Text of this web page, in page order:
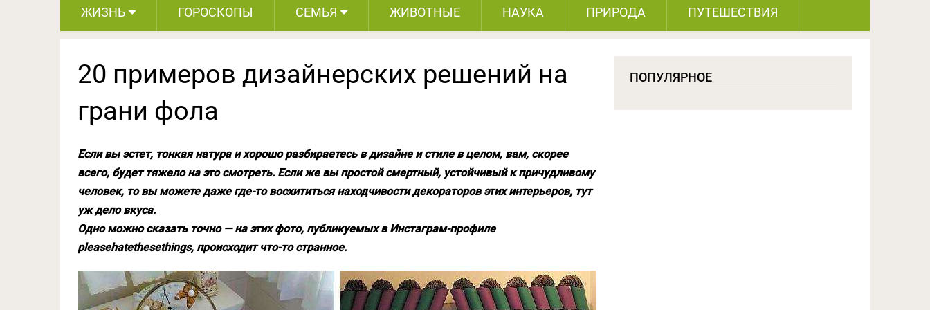
ЖИЗНЬ ГОРОСКОПЫ СЕМЬЯ ЖИВОТНЫЕ НАУКА ПРИРОДА ПУТЕШЕСТВИЯ
20 примеров дизайнерских решений на
грани фола
Если вы эстет, тонкая натура и хорошо разбираетесь в дизайне и стиле в целом, вам, скорее
всего, будет тяжело на это смотреть. Если же вы простой смертный, устойчивый к причудливому
человек, то вы можете даже где-то восхититься находчивости декораторов этих интерьеров, тут
уж дело вкуса.
Одно можно сказать точно — на этих фото, публикуемых в Инстаграм-профиле
pleasehatethesethings, происходит что-то странное.
ПОПУЛЯРНОЕ